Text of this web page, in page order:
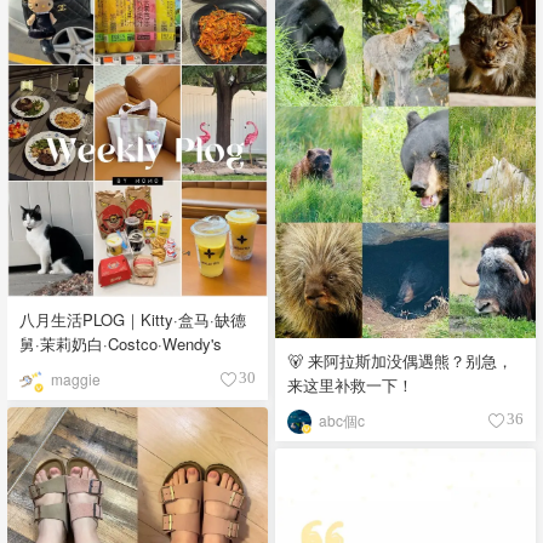
八月生活PLOG｜Kitty·盒马·缺德
舅·茉莉奶白·Costco·Wendy's
maggie 30
🐻 来阿拉斯加没偶遇熊？别急，
来这里补救一下！
abc個c 36